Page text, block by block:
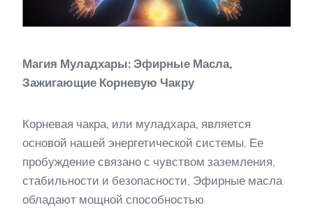
Магия Муладхары: Эфирные Масла,
Зажигающие Корневую Чакру
Корневая чакра, или муладхара, является
основой нашей энергетической системы. Ее
пробуждение связано с чувством заземления,
стабильности и безопасности. Эфирные масла
обладают мощной способностью